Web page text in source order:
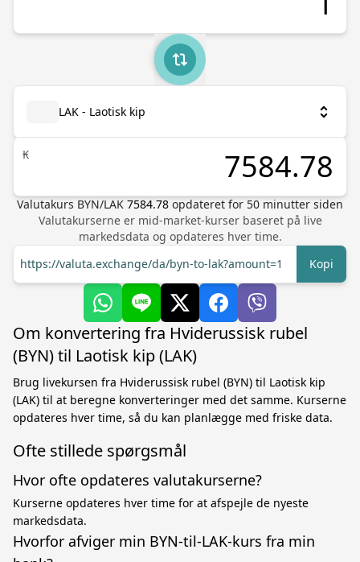
LAK - Laotisk kip
₭
Valutakurs BYN/LAK 7584.78 opdateret for 50 minutter siden
Valutakurserne er mid-market-kurser baseret på live
markedsdata og opdateres hver time.
https://valuta.exchange/da/byn-to-lak?amount=1
Kopi
Om konvertering fra Hviderussisk rubel
(BYN) til Laotisk kip (LAK)
Brug livekursen fra Hviderussisk rubel (BYN) til Laotisk kip
(LAK) til at beregne konverteringer med det samme. Kurserne
opdateres hver time, så du kan planlægge med friske data.
Ofte stillede spørgsmål
Hvor ofte opdateres valutakurserne?
Kurserne opdateres hver time for at afspejle de nyeste
markedsdata.
Hvorfor afviger min BYN-til-LAK-kurs fra min